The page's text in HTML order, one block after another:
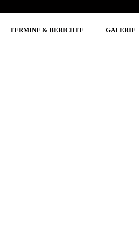
TERMINE & BERICHTE GALERIE